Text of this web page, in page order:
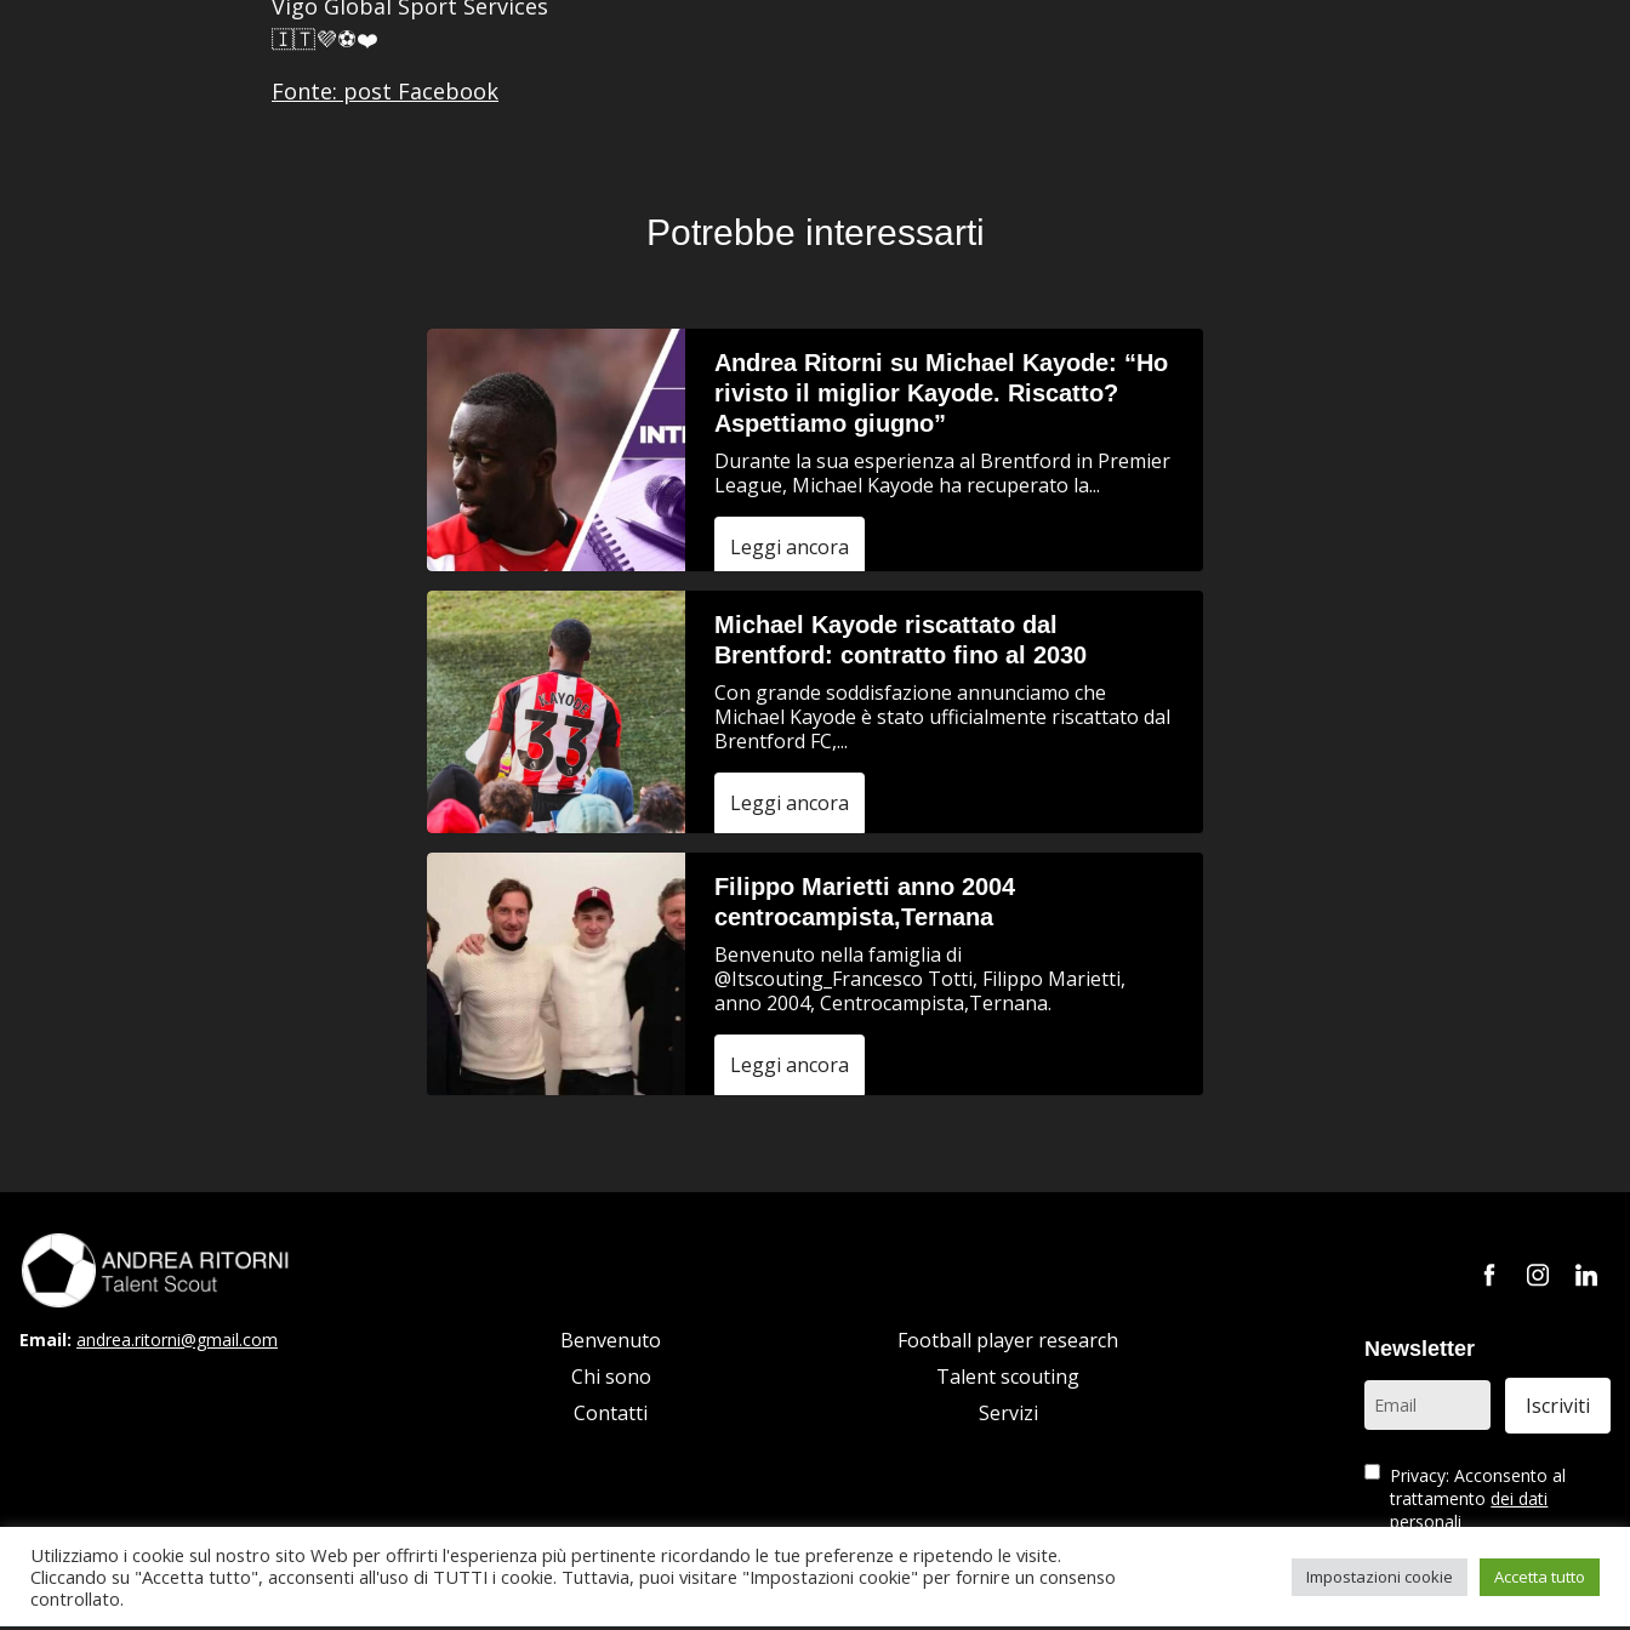
Vigo Global Sport Services
🇮🇹💜⚽️❤️
Fonte: post Facebook
Potrebbe interessarti
Andrea Ritorni su Michael Kayode: “Ho
rivisto il miglior Kayode. Riscatto?
Aspettiamo giugno”
Durante la sua esperienza al Brentford in Premier
League, Michael Kayode ha recuperato la...
Leggi ancora
Michael Kayode riscattato dal
Brentford: contratto fino al 2030
Con grande soddisfazione annunciamo che
Michael Kayode è stato ufficialmente riscattato dal
Brentford FC,...
Leggi ancora
Filippo Marietti anno 2004
centrocampista,Ternana
Benvenuto nella famiglia di
@Itscouting_Francesco Totti, Filippo Marietti,
anno 2004, Centrocampista,Ternana.
Leggi ancora
Email: andrea.ritorni@gmail.com
Benvenuto
Chi sono
Contatti
Football player research
Talent scouting
Servizi
Newsletter
Privacy: Acconsento al
trattamentodei dati
personali
Utilizziamo i cookie sul nostro sito Web per offrirti l'esperienza più pertinente ricordando le tue preferenze e ripetendo le visite.
Cliccando su "Accetta tutto", acconsenti all'uso di TUTTI i cookie. Tuttavia, puoi visitare "Impostazioni cookie" per fornire un consenso
controllato.
Impostazioni cookie Accetta tutto